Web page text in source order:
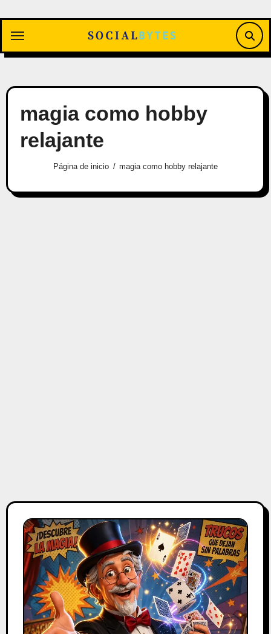
contenido
magia como hobby
relajante
Página de inicio magia como hobby relajante